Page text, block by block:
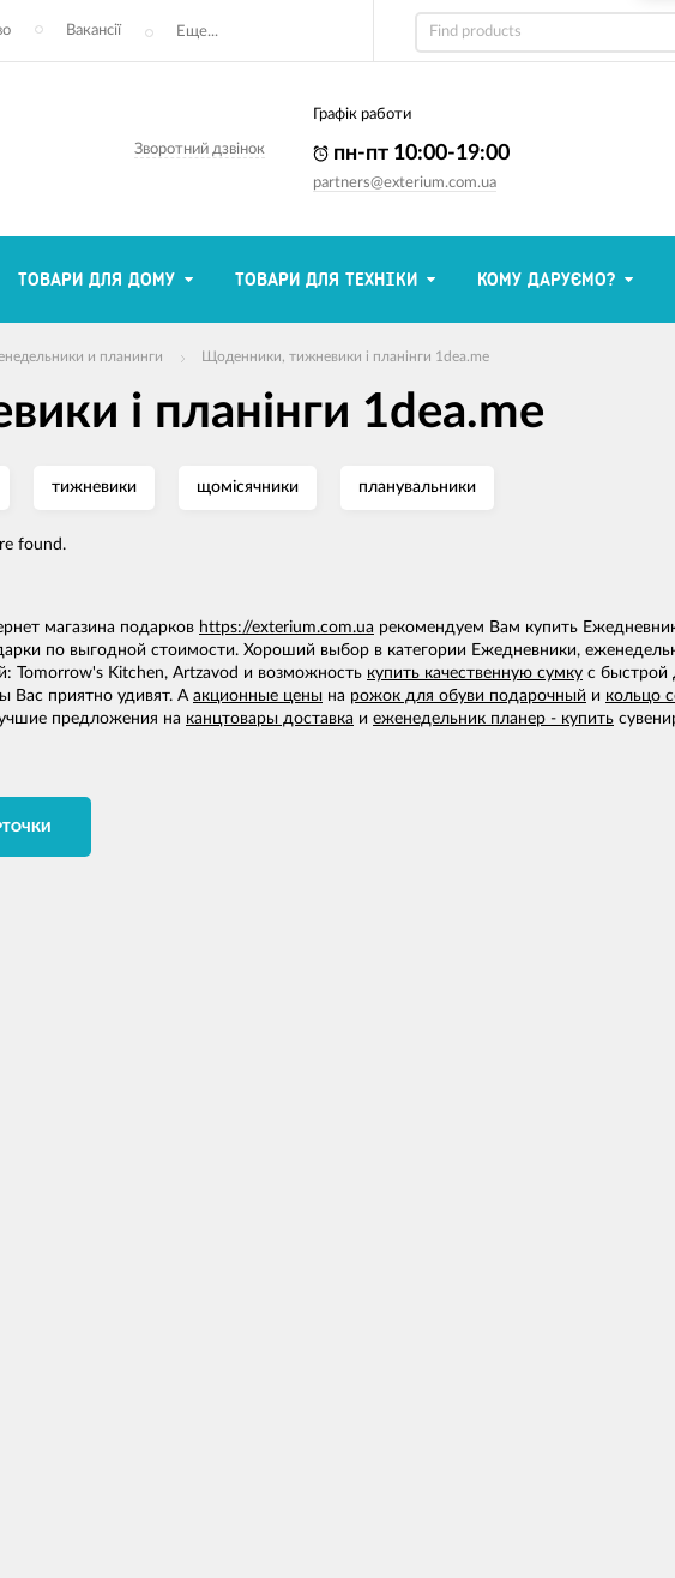
Вакансії Еще...
Зворотний дзвінок
Графік работи
пн-пт 10:00-19:00
partners@exterium.com.ua
ТОВАРИ ДЛЯ ДОМУ ТОВАРИ ДЛЯ ТЕХНІКИ КОМУ ДАРУЄМО?
и планинги Щоденники, тижневики і планінги 1dea.me
і планінги 1dea.me
тижневики щомісячники планувальники
found.
магазина подарков https://exterium.com.ua рекомендуем Вам купить
по выгодной стоимости. Хороший выбор в категории Ежедневники,
Tomorrow's Kitchen, Artzavod и возможность купить качественную сумку с быстрой
Вас приятно удивят. А акционные цены на рожок для обуви подарочный и кольцо
предложения на канцтовары доставка и еженедельник планер - купить